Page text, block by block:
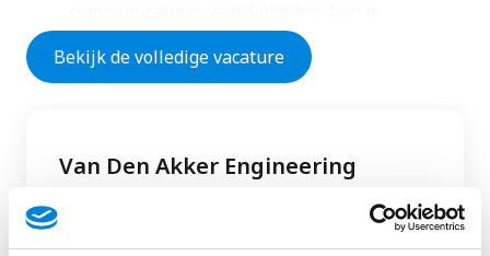
initiatiefrijk en kun je zelfstandig werken.
Een interessante functie met gevarieerd werk
wordt op eigen inzicht, besluitvorming en
Bekijk de volledige vacature
Van Den Akker Engineering
Noord-Brabant, Oss & Rosmalen